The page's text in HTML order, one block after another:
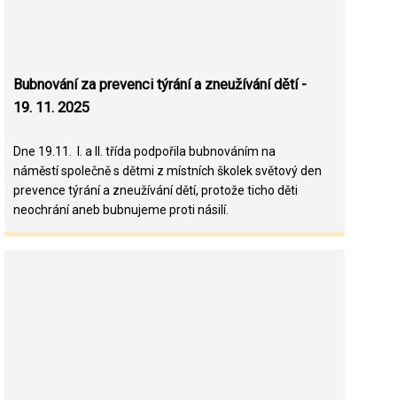
Bubnování za prevenci týrání a zneužívání dětí -
19. 11. 2025
Dne 19.11. I. a II. třída podpořila bubnováním na
náměstí společně s dětmi z místních školek světový den
prevence týrání a zneužívání dětí, protože ticho děti
neochrání aneb bubnujeme proti násilí.